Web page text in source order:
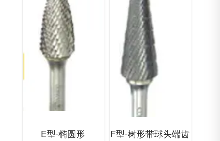
E型-椭圆形 F型-树形带球头端齿